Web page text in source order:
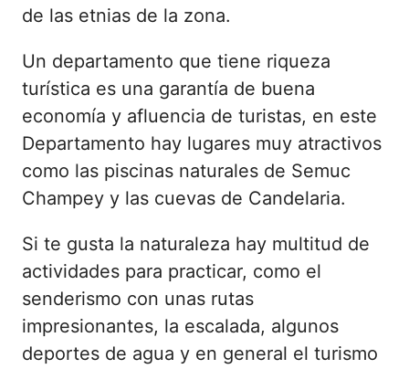
de las etnias de la zona.
Un departamento que tiene riqueza
turística es una garantía de buena
economía y afluencia de turistas, en este
Departamento hay lugares muy atractivos
como las piscinas naturales de Semuc
Champey y las cuevas de Candelaria.
Si te gusta la naturaleza hay multitud de
actividades para practicar, como el
senderismo con unas rutas
impresionantes, la escalada, algunos
deportes de agua y en general el turismo